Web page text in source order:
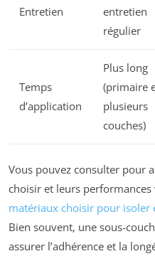
Entretien
entretien
régulier
Temps
d’application
Plus long
(primaire
plusieurs
couches)
Vous pouvez consulter pour
choisir et leurs performances
matériaux choisir pour isoler
Bien souvent, une sous-
assurer l’adhérence et la